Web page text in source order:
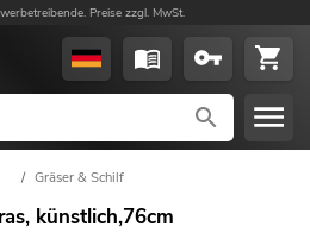
Preise zzgl. MwSt.
/ Gräser & Schilf
künstlich,76cm